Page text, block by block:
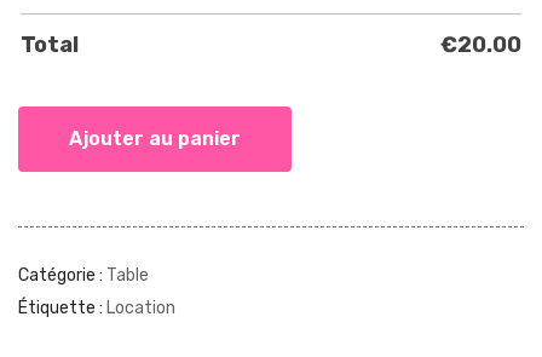
Total €20.00
Ajouter au panier
Catégorie : Table
Étiquette : Location